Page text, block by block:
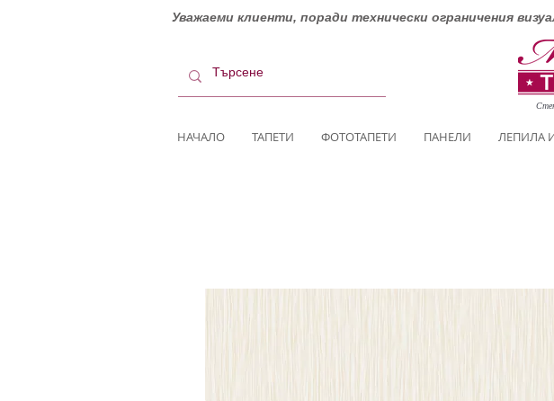
Уважаеми клиенти, поради технически ограничения
НАЧАЛО ТАПЕТИ ФОТОТАПЕТИ ПАНЕЛИ ЛЕПИЛА